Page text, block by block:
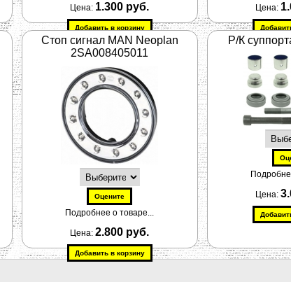
Цена: 1.300 руб. Цена:
Стоп сигнал MAN Neoplan
2SA008405011
Подробнее о товаре...
Цена:2.800 руб.
Р/К
Цена: